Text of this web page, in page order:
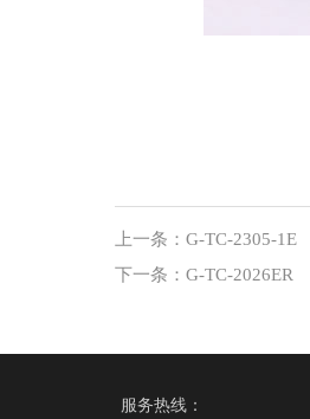
上一条： G-TC-2305-1E
下一条： G-TC-2026ER
服务热线：